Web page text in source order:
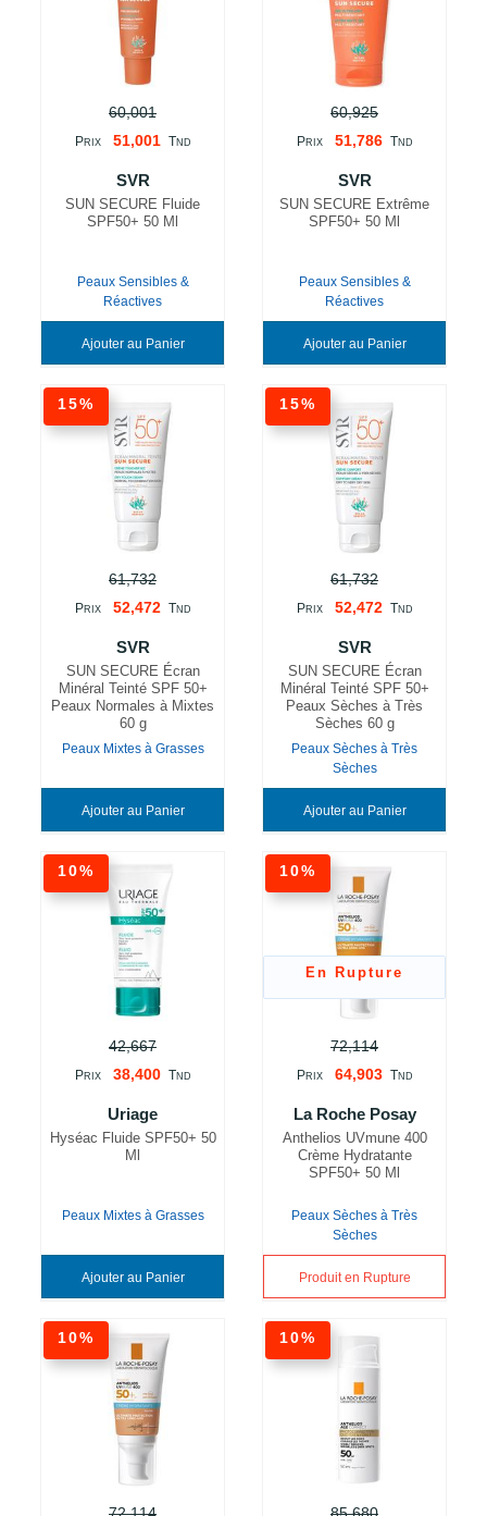
60,001
PRIX 51,001 TND
SVR
SUN SECURE Fluide
SPF50+ 50 Ml
Peaux Sensibles &
Réactives
Ajouter au Panier
60,925
PRIX 51,786 TND
SVR
SUN SECURE Extrême
SPF50+ 50 Ml
Peaux Sensibles &
Réactives
Ajouter au Panier
15%
61,732
PRIX 52,472 TND
SVR
SUN SECURE Écran
Minéral Teinté SPF 50+
Peaux Normales à Mixtes
60 g
Peaux Mixtes à Grasses
Ajouter au Panier
15%
61,732
PRIX 52,472 TND
SVR
SUN SECURE Écran
Minéral Teinté SPF 50+
Peaux Sèches à Très
Sèches 60 g
Peaux Sèches à Très
Sèches
Ajouter au Panier
10%
42,667
PRIX 38,400 TND
Uriage
Hyséac Fluide SPF50+ 50
Ml
Peaux Mixtes à Grasses
Ajouter au Panier
En Rupture
10%
72,114
PRIX 64,903 TND
La Roche Posay
Anthelios UVmune 400
Crème Hydratante
SPF50+ 50 Ml
Peaux Sèches à Très
Sèches
Produit en Rupture
10% 10%